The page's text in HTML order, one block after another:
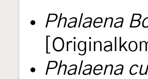
Phalaena
Phalaena